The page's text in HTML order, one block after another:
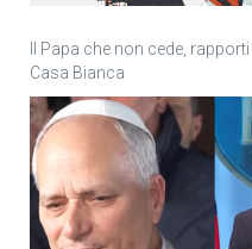
Il Papa che non cede,
Casa Bianca